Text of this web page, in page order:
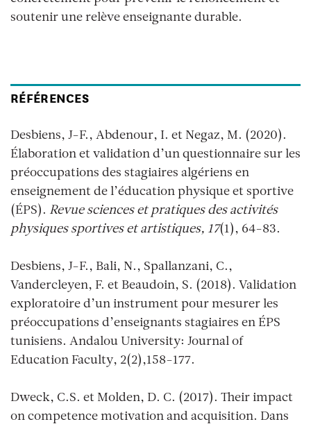
soutenir une relève enseignante durable.
RÉFÉRENCES
Desbiens, J-F., Abdenour, I. et Negaz, M. (2020).
Élaboration et validation d’un questionnaire sur les
préoccupations des stagiaires algériens en
enseignement de l’éducation physique et sportive
(ÉPS). Revue sciences et pratiques des activités
physiques sportives et artistiques, 17(1), 64-83.
Desbiens, J-F., Bali, N., Spallanzani, C.,
Vandercleyen, F. et Beaudoin, S. (2018). Validation
exploratoire d’un instrument pour mesurer les
préoccupations d’enseignants stagiaires en ÉPS
tunisiens. Andalou University: Journal of
Education Faculty, 2(2),158-177.
Dweck, C.S. et Molden, D. C. (2017). Their impact
on competence motivation and acquisition. Dans